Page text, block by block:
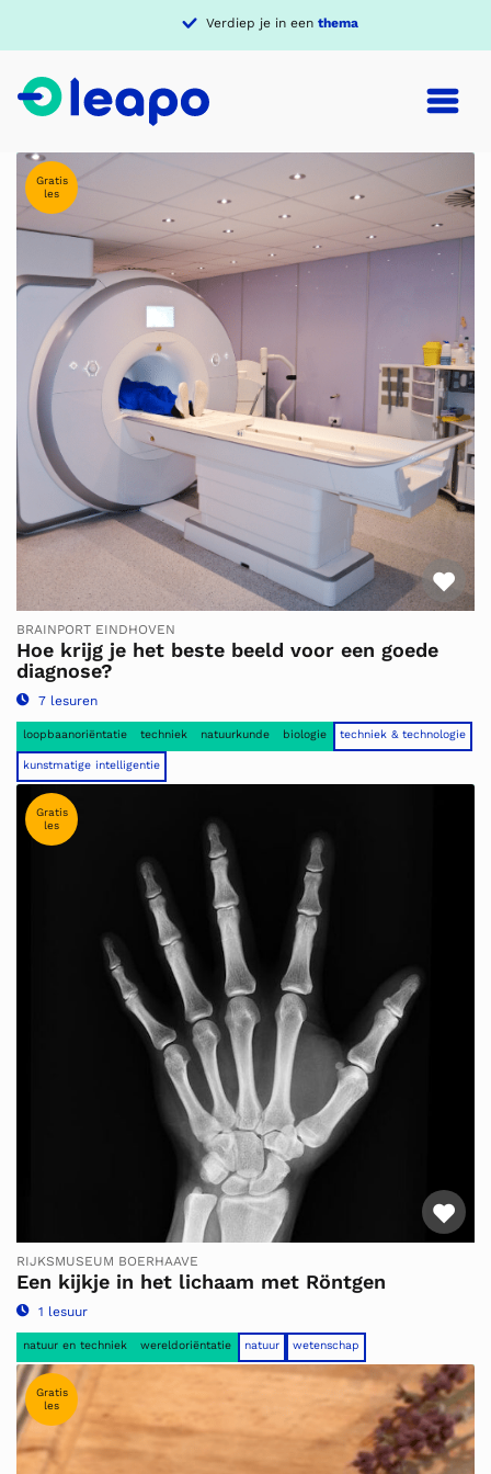
Verdiep je in eenthema
Gratis
les
BRAINPORT EINDHOVEN
Hoe krijg je het beste beeld voor een goede
diagnose?
7 lesuren
loopbaanoriëntatie techniek natuurkunde biologie techniek & technologie
kunstmatige intelligentie
Gratis
les
RIJKSMUSEUM BOERHAAVE
Een kijkje in het lichaam met Röntgen
1 lesuur
natuur en techniek wereldoriëntatie natuur wetenschap
Gratis
les